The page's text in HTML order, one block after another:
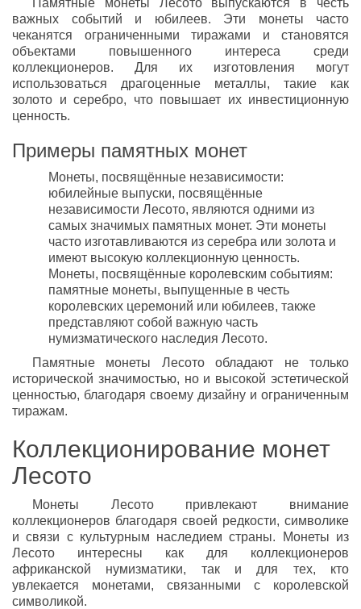
Памятные монеты Лесото выпускаются в честь
важных событий и юбилеев. Эти монеты часто
чеканятся ограниченными тиражами и становятся
объектами повышенного интереса среди
коллекционеров. Для их изготовления могут
использоваться драгоценные металлы, такие как
золото и серебро, что повышает их инвестиционную
ценность.
Примеры памятных монет
Монеты, посвящённые независимости:
юбилейные выпуски, посвящённые
независимости Лесото, являются одними из
самых значимых памятных монет. Эти монеты
часто изготавливаются из серебра или золота и
имеют высокую коллекционную ценность.
Монеты, посвящённые королевским событиям:
памятные монеты, выпущенные в честь
королевских церемоний или юбилеев, также
представляют собой важную часть
нумизматического наследия Лесото.
Памятные монеты Лесото обладают не только
исторической значимостью, но и высокой эстетической
ценностью, благодаря своему дизайну и ограниченным
тиражам.
Коллекционирование монет
Лесото
Монеты Лесото привлекают внимание
коллекционеров благодаря своей редкости, символике
и связи с культурным наследием страны. Монеты из
Лесото интересны как для коллекционеров
африканской нумизматики, так и для тех, кто
увлекается монетами, связанными с королевской
символикой.